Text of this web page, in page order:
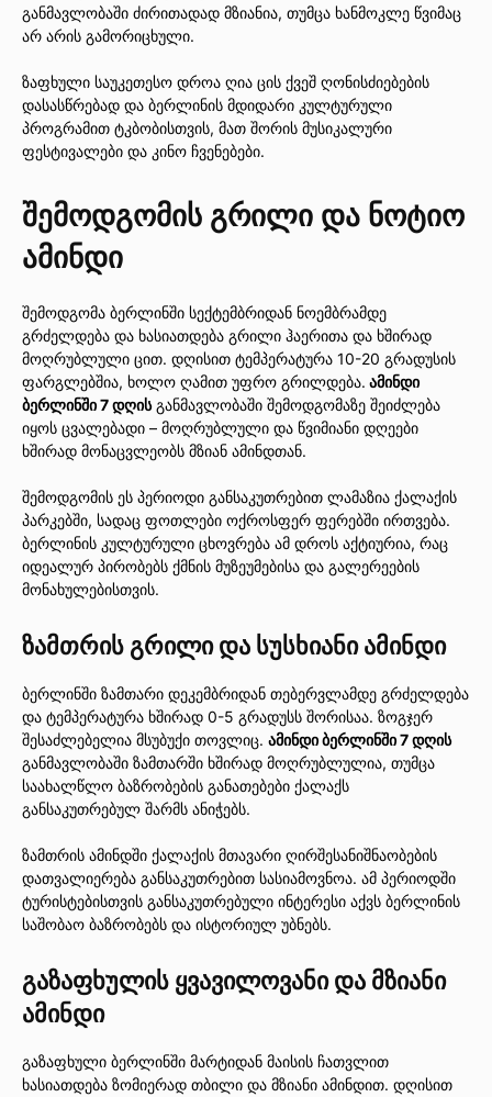
განმავლობაში ძირითადად მზიანია, თუმცა ხანმოკლე წვიმაც
არ არის გამორიცხული.
ზაფხული საუკეთესო დროა ღია ცის ქვეშ ღონისძიებების
დასასწრებად და ბერლინის მდიდარი კულტურული
პროგრამით ტკბობისთვის, მათ შორის მუსიკალური
ფესტივალები და კინო ჩვენებები.
შემოდგომის გრილი და ნოტიო
ამინდი
შემოდგომა ბერლინში სექტემბრიდან ნოემბრამდე
გრძელდება და ხასიათდება გრილი ჰაერითა და ხშირად
მოღრუბლული ცით. დღისით ტემპერატურა 10-20 გრადუსის
ფარგლებშია, ხოლო ღამით უფრო გრილდება. ამინდი
ბერლინში 7 დღისგანმავლობაში შემოდგომაზე შეიძლება
იყოს ცვალებადი – მოღრუბლული და წვიმიანი დღეები
ხშირად მონაცვლეობს მზიან ამინდთან.
შემოდგომის ეს პერიოდი განსაკუთრებით ლამაზია ქალაქის
პარკებში, სადაც ფოთლები ოქროსფერ ფერებში ირთვება.
ბერლინის კულტურული ცხოვრება ამ დროს აქტიურია, რაც
იდეალურ პირობებს ქმნის მუზეუმებისა და გალერეების
მონახულებისთვის.
ზამთრის გრილი და სუსხიანი ამინდი
ბერლინში ზამთარი დეკემბრიდან თებერვლამდე გრძელდება
და ტემპერატურა ხშირად 0-5 გრადუსს შორისაა. ზოგჯერ
შესაძლებელია მსუბუქი თოვლიც. ამინდი ბერლინში 7 დღის
განმავლობაში ზამთარში ხშირად მოღრუბლულია, თუმცა
საახალწლო ბაზრობების განათებები ქალაქს
განსაკუთრებულ შარმს ანიჭებს.
ზამთრის ამინდში ქალაქის მთავარი ღირშესანიშნაობების
დათვალიერება განსაკუთრებით სასიამოვნოა. ამ პერიოდში
ტურისტებისთვის განსაკუთრებული ინტერესი აქვს ბერლინის
საშობაო ბაზრობებს და ისტორიულ უბნებს.
გაზაფხულის ყვავილოვანი და მზიანი
ამინდი
გაზაფხული ბერლინში მარტიდან მაისის ჩათვლით
ხასიათდება ზომიერად თბილი და მზიანი ამინდით. დღისით